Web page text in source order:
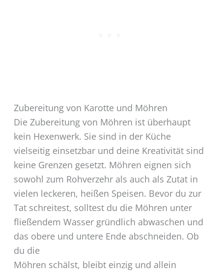
Zubereitung von Karotte und Möhren
Die Zubereitung von Möhren ist überhaupt
kein Hexenwerk. Sie sind in der Küche
vielseitig einsetzbar und deine Kreativität sind
keine Grenzen gesetzt. Möhren eignen sich
sowohl zum Rohverzehr als auch als Zutat in
vielen leckeren, heißen Speisen. Bevor du zur
Tat schreitest, solltest du die Möhren unter
fließendem Wasser gründlich abwaschen und
das obere und untere Ende abschneiden. Ob
du die
Möhren schälst, bleibt einzig und allein